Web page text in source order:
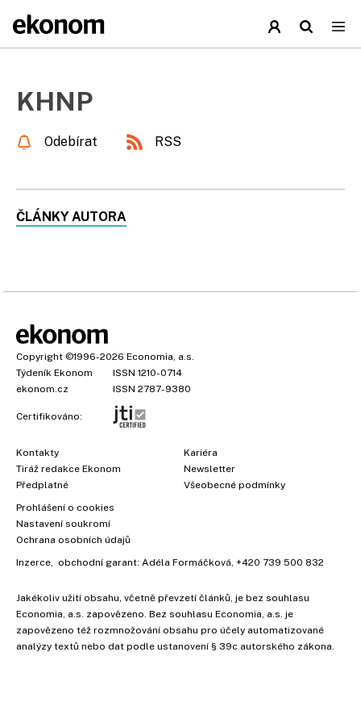
KHNP
Odebírat RSS
ČLÁNKY AUTORA
Copyright ©1996-2026 Economia, a.s.
Týdeník Ekonom
ISSN 1210-0714
ekonom.cz
ISSN 2787-9380
Certifikováno:
Kontakty
Tiráž redakce Ekonom
Předplatné
Kariéra
Newsletter
Všeobecné podmínky
Prohlášení o cookies
Nastavení soukromí
Ochrana osobních údajů
Inzerce, obchodní garant: Adéla Formáčková, +420 739 500 832
Jakékoliv užití obsahu, včetně převzetí článků, je bez souhlasu
Economia, a.s. zapovězeno. Bez souhlasu Economia, a.s. je
zapovězeno též rozmnožování obsahu pro účely automatizované
analýzy textů nebo dat podle ustanovení § 39c autorského zákona.